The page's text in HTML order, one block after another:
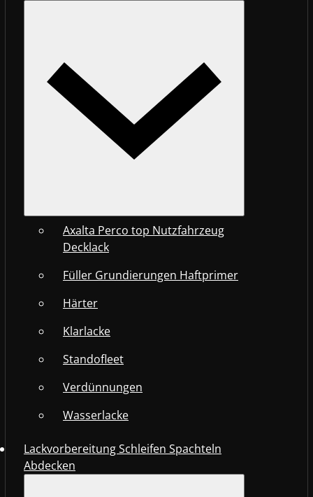
Axalta Perco top Nutzfahrzeug
Decklack
Füller Grundierungen Haftprimer
Härter
Klarlacke
Standofleet
Verdünnungen
Wasserlacke
Lackvorbereitung Schleifen Spachteln
Abdecken